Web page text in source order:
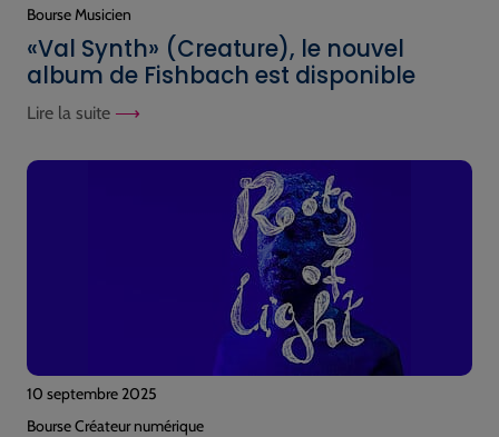
Bourse Musicien
«Val Synth» (Creature), le nouvel
album de Fishbach est disponible
Lire la suite
10 septembre 2025
Bourse Créateur numérique